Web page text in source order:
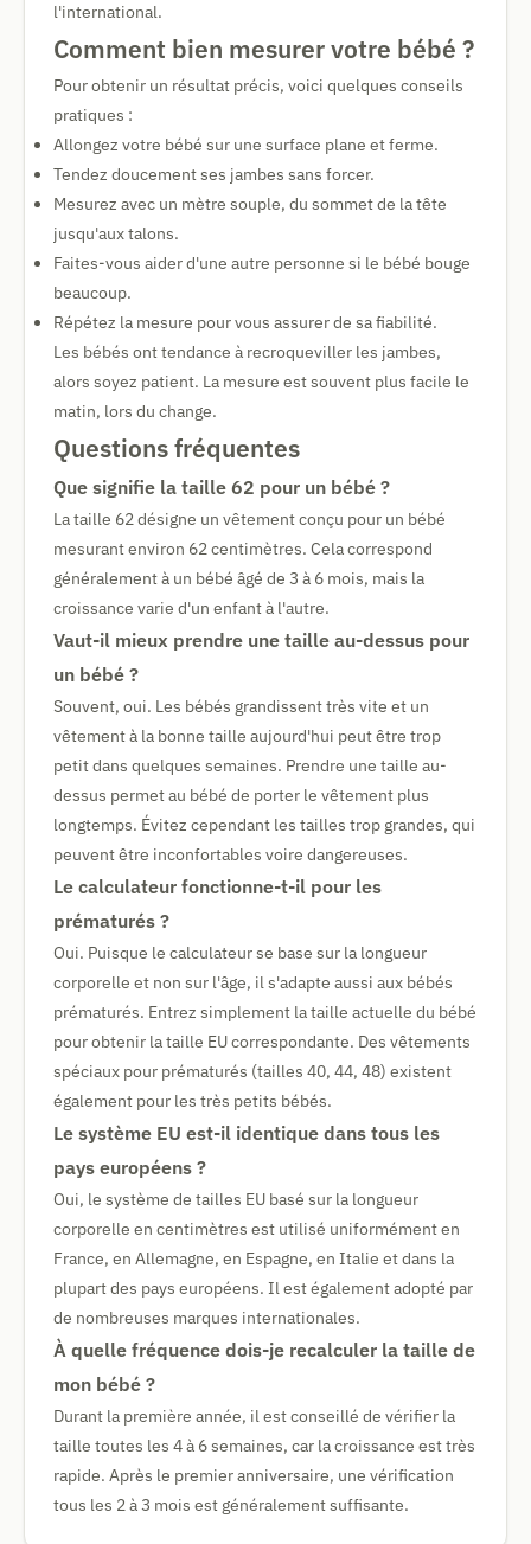
l'international.
Comment bien mesurer votre bébé ?
Pour obtenir un résultat précis, voici quelques conseils
pratiques :
Allongez votre bébé sur une surface plane et ferme.
Tendez doucement ses jambes sans forcer.
Mesurez avec un mètre souple, du sommet de la tête
jusqu'aux talons.
Faites-vous aider d'une autre personne si le bébé bouge
beaucoup.
Répétez la mesure pour vous assurer de sa fiabilité.
Les bébés ont tendance à recroqueviller les jambes,
alors soyez patient. La mesure est souvent plus facile le
matin, lors du change.
Questions fréquentes
Que signifie la taille 62 pour un bébé ?
La taille 62 désigne un vêtement conçu pour un bébé
mesurant environ 62 centimètres. Cela correspond
généralement à un bébé âgé de 3 à 6 mois, mais la
croissance varie d'un enfant à l'autre.
Vaut-il mieux prendre une taille au-dessus pour
un bébé ?
Souvent, oui. Les bébés grandissent très vite et un
vêtement à la bonne taille aujourd'hui peut être trop
petit dans quelques semaines. Prendre une taille au-
dessus permet au bébé de porter le vêtement plus
longtemps. Évitez cependant les tailles trop grandes, qui
peuvent être inconfortables voire dangereuses.
Le calculateur fonctionne-t-il pour les
prématurés ?
Oui. Puisque le calculateur se base sur la longueur
corporelle et non sur l'âge, il s'adapte aussi aux bébés
prématurés. Entrez simplement la taille actuelle du bébé
pour obtenir la taille EU correspondante. Des vêtements
spéciaux pour prématurés (tailles 40, 44, 48) existent
également pour les très petits bébés.
Le système EU est-il identique dans tous les
pays européens ?
Oui, le système de tailles EU basé sur la longueur
corporelle en centimètres est utilisé uniformément en
France, en Allemagne, en Espagne, en Italie et dans la
plupart des pays européens. Il est également adopté par
de nombreuses marques internationales.
À quelle fréquence dois-je recalculer la taille de
mon bébé ?
Durant la première année, il est conseillé de vérifier la
taille toutes les 4 à 6 semaines, car la croissance est très
rapide. Après le premier anniversaire, une vérification
tous les 2 à 3 mois est généralement suffisante.